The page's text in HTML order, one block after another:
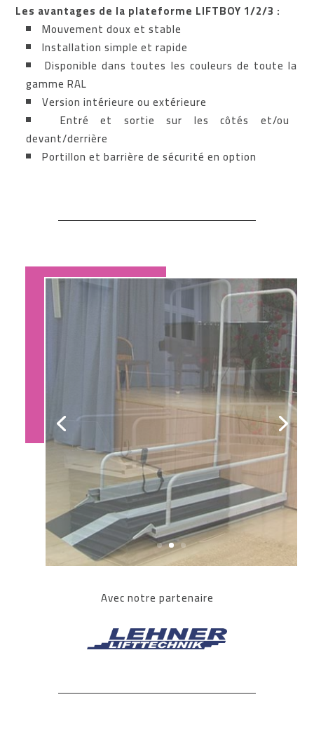
Les avantages de la plateforme LIFTBOY 1/2/3 :
Mouvement doux et stable
Installation simple et rapide
Disponible dans toutes les couleurs de toute la
gamme RAL
Version intérieure ou extérieure
Entré et sortie sur les côtés et/ou
devant/derrière
Portillon et barrière de sécurité en option
Avec notre partenaire